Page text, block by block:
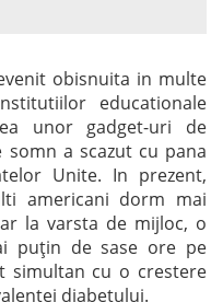
obisnuita in multe
educationale
unor gadget-uri de
a scazut cu pana
Unite. In prezent,
americani dorm mai
la varsta de mijloc, o
puţin de sase ore pe
simultan cu o crestere
diabetului.